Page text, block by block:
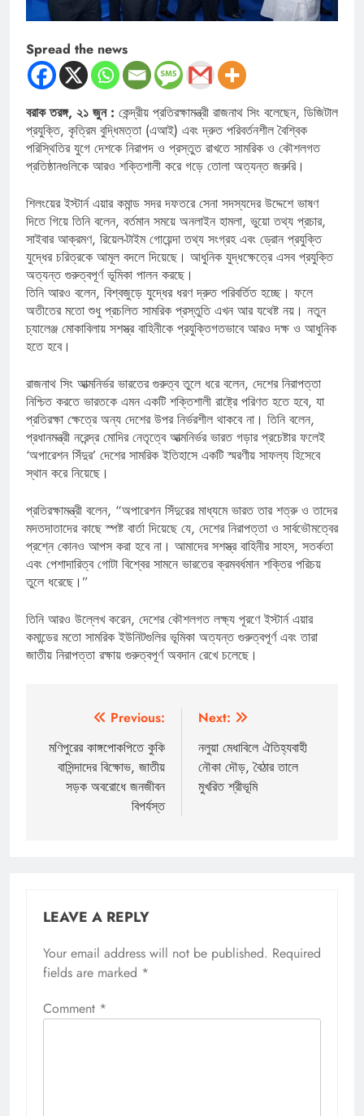
Spread the news
বরাক তরঙ্গ, ২১ জুন : কেন্দ্রীয় প্রতিরক্ষামন্ত্রী রাজনাথ সিং বলেছেন, ডিজিটাল
প্রযুক্তি, কৃত্রিম বুদ্ধিমত্তা (এআই) এবং দ্রুত পরিবর্তনশীল বৈশ্বিক
পরিস্থিতির যুগে দেশকে নিরাপদ ও প্রস্তুত রাখতে সামরিক ও কৌশলগত
প্রতিষ্ঠানগুলিকে আরও শক্তিশালী করে গড়ে তোলা অত্যন্ত জরুরি।
শিলংয়ের ইস্টার্ন এয়ার কমান্ড সদর দফতরে সেনা সদস্যদের উদ্দেশে ভাষণ
দিতে গিয়ে তিনি বলেন, বর্তমান সময়ে অনলাইন হামলা, ভুয়ো তথ্য প্রচার,
সাইবার আক্রমণ, রিয়েল-টাইম গোয়েন্দা তথ্য সংগ্রহ এবং ড্রোন প্রযুক্তি
যুদ্ধের চরিত্রকে আমূল বদলে দিয়েছে। আধুনিক যুদ্ধক্ষেত্রে এসব প্রযুক্তি
অত্যন্ত গুরুত্বপূর্ণ ভূমিকা পালন করছে।
তিনি আরও বলেন, বিশ্বজুড়ে যুদ্ধের ধরণ দ্রুত পরিবর্তিত হচ্ছে। ফলে
অতীতের মতো শুধু প্রচলিত সামরিক প্রস্তুতি এখন আর যথেষ্ট নয়। নতুন
চ্যালেঞ্জ মোকাবিলায় সশস্ত্র বাহিনীকে প্রযুক্তিগতভাবে আরও দক্ষ ও আধুনিক
হতে হবে।
রাজনাথ সিং আত্মনির্ভর ভারতের গুরুত্ব তুলে ধরে বলেন, দেশের নিরাপত্তা
নিশ্চিত করতে ভারতকে এমন একটি শক্তিশালী রাষ্ট্রে পরিণত হতে হবে, যা
প্রতিরক্ষা ক্ষেত্রে অন্য দেশের উপর নির্ভরশীল থাকবে না। তিনি বলেন,
প্রধানমন্ত্রী নরেন্দ্র মোদির নেতৃত্বে আত্মনির্ভর ভারত গড়ার প্রচেষ্টার ফলেই
‘অপারেশন সিঁদুর’ দেশের সামরিক ইতিহাসে একটি স্মরণীয় সাফল্য হিসেবে
স্থান করে নিয়েছে।
প্রতিরক্ষামন্ত্রী বলেন, “অপারেশন সিঁদুরের মাধ্যমে ভারত তার শত্রু ও তাদের
মদতদাতাদের কাছে স্পষ্ট বার্তা দিয়েছে যে, দেশের নিরাপত্তা ও সার্বভৌমত্বের
প্রশ্নে কোনও আপস করা হবে না। আমাদের সশস্ত্র বাহিনীর সাহস, সতর্কতা
এবং পেশাদারিত্ব গোটা বিশ্বের সামনে ভারতের ক্রমবর্ধমান শক্তির পরিচয়
তুলে ধরেছে।”
তিনি আরও উল্লেখ করেন, দেশের কৌশলগত লক্ষ্য পূরণে ইস্টার্ন এয়ার
কমান্ডের মতো সামরিক ইউনিটগুলির ভূমিকা অত্যন্ত গুরুত্বপূর্ণ এবং তারা
জাতীয় নিরাপত্তা রক্ষায় গুরুত্বপূর্ণ অবদান রেখে চলেছে।
navigation
Previous:
মণিপুরের কাঙ্গপোকপিতে কুকি
বাসিন্দাদের বিক্ষোভ, জাতীয়
সড়ক অবরোধে জনজীবন
বিপর্যস্ত
Next:
নলুয়া মেধাবিলে ঐতিহ্যবাহী
নৌকা দৌড়, বৈঠার তালে
মুখরিত শ্রীভূমি
LEAVE A REPLY
Your email address will not be published. Required
fields are marked *
Comment *